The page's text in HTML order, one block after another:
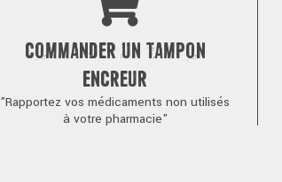
COMMANDER UN TAMPON
ENCREUR
"Rapportez vos médicaments non utilisés
à votre pharmacie"